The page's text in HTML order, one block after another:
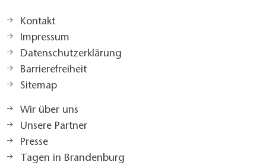
Kontakt
Impressum
Datenschutzerklärung
Barrierefreiheit
Sitemap
Wir über uns
Unsere Partner
Presse
Tagen in Brandenburg